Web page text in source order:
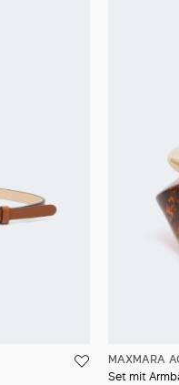
MAXMARA
Set mit